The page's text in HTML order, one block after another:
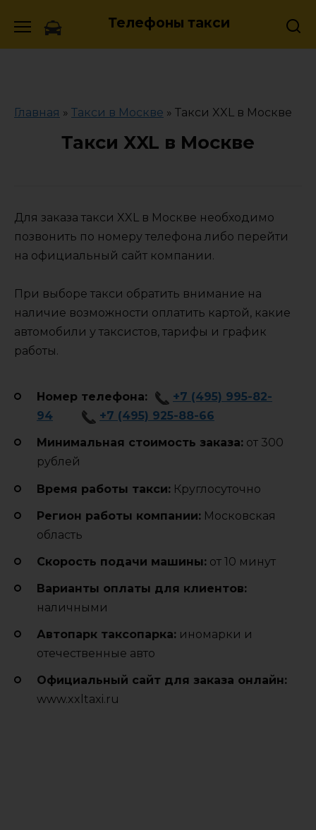
Телефоны такси
Главная » Такси в Москве » Такси XXL в Москве
Такси XXL в Москве
Для заказа такси XXL в Москве необходимо
позвонить по номеру телефона либо перейти
на официальный сайт компании.
При выборе такси обратить внимание на
наличие возможности оплатить картой, какие
автомобили у таксистов, тарифы и график
работы.
Номер телефона:
+7 (495) 995-82-
94
+7 (495) 925-88-66
Минимальная стоимость заказа: от 300
рублей
Время работы такси: Круглосуточно
Регион работы компании: Московская
область
Cкорость подачи машины: от 10 минут
Варианты оплаты для клиентов:
наличными
Автопарк таксопарка: иномарки и
отечественные авто
Официальный сайт для заказа онлайн:
www.xxltaxi.ru